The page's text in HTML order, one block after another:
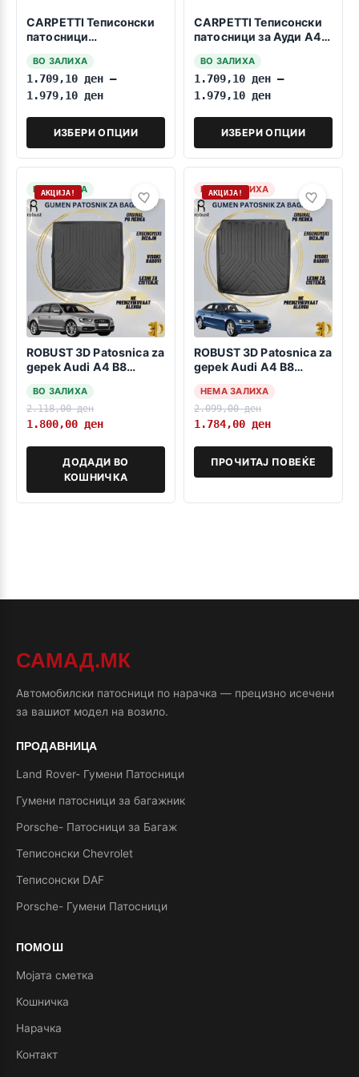
CARPETTI Теписонски
патосници
А5 Спортбек 08.2008-
06.2016
ВО ЗАЛИХА
1.709,10 ден –
1.979,10 ден
ИЗБЕРИ ОПЦИИ
CARPETTI Теписонски
патосници за Ауди А4
ВО ЗАЛИХА
1.709,10 ден –
1.979,10 ден
ИЗБЕРИ ОПЦИИ
НА ЗАЛИХА
АКЦИЈА!
ROBUST 3D Patosnica za
gepek Audi A4 B8
ВО ЗАЛИХА
2.118,00ден
1.800,00 ден
ДОДАДИ ВО
КОШНИЧКА
НЕМА ЗАЛИХА
АКЦИЈА!
ROBUST 3D Patosnica za
gepek Audi A4 B8
НЕМА ЗАЛИХА
2.099,00ден
1.784,00 ден
ПРОЧИТАЈ ПОВЕЌЕ
САМАД.МК
Автомобилски патосници по нарачка — прецизно исечени
за вашиот модел на возило.
ПРОДАВНИЦА
Land Rover- Гумени Патосници
Гумени патосници за багажник
Porsche- Патосници за Багаж
Теписонски Chevrolet
Теписонски DAF
Porsche- Гумени Патосници
ПОМОШ
Мојата сметка
Кошничка
Нарачка
Контакт